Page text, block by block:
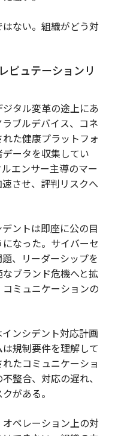
ない。組織がどう対
ピュテーションリ
タル変革の途上にあ
ブルデバイス、コネ
た健康プラットフォ
ータを収集してい
エンサー主導のマー
させ、評判リスクへ
ントは即座に公の目
なった。サイバーセ
、リーダーシップを
ブランド危機へと拡
ミュニケーションの
ンシデント対応計画
規制要件を理解して
たコミュニケーショ
整合、対応の遅れ、
がある。
ペレーション上の対